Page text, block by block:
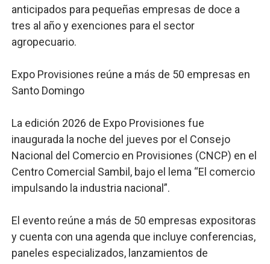
anticipados para pequeñas empresas de doce a
tres al año y exenciones para el sector
agropecuario.
Expo Provisiones reúne a más de 50 empresas en
Santo Domingo
La edición 2026 de Expo Provisiones fue
inaugurada la noche del jueves por el Consejo
Nacional del Comercio en Provisiones (CNCP) en el
Centro Comercial Sambil, bajo el lema “El comercio
impulsando la industria nacional”.
El evento reúne a más de 50 empresas expositoras
y cuenta con una agenda que incluye conferencias,
paneles especializados, lanzamientos de